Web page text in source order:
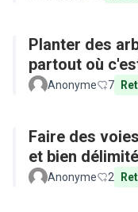
Planter des
partout où
Anonyme 7
Faire des
et bien
Anonyme 2